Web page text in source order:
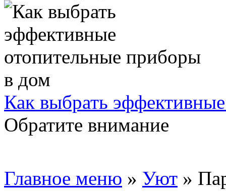
Как выбрать
Обратите внимание
Главное меню » Уют »